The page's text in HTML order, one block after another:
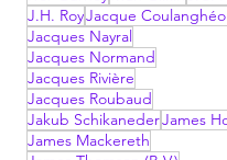
J.H. RoyJacque
Jacques Nayral
Jacques Normand
Jacques Rivière
Jacques Roubaud
Jakub SchikanederJames
James Mackereth